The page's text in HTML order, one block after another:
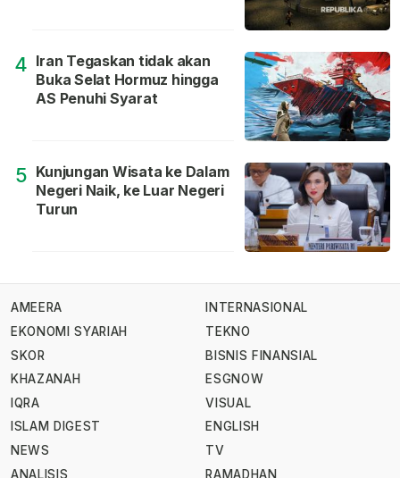
4 Iran Tegaskan tidak akan
Buka Selat Hormuz hingga
AS Penuhi Syarat
5 Kunjungan Wisata ke Dalam
Negeri Naik, ke Luar Negeri
Turun
AMEERA
EKONOMI SYARIAH
SKOR
KHAZANAH
IQRA
ISLAM DIGEST
NEWS
ANALISIS
INTERNASIONAL
TEKNO
BISNIS FINANSIAL
ESGNOW
VISUAL
ENGLISH
TV
RAMADHAN